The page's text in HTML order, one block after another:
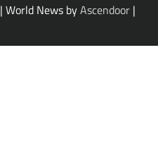
| World News byAscendoor |